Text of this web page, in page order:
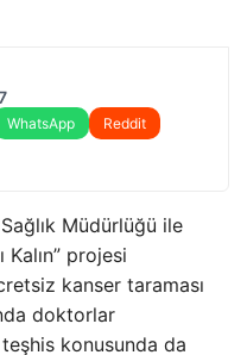
WhatsApp
Reddit
Müdürlüğü ile
Kalın” projesi
kanser taraması
doktorlar
konusunda da